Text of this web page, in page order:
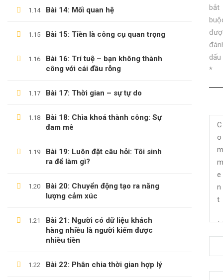
1.14 Bài 14: Mối quan hệ
1.15 Bài 15: Tiền là công cụ quan trọng
1.16
Bài 16: Trí tuệ – bạn không thành
công với cái đầu rỗng
1.17 Bài 17: Thời gian – sự tự do
1.18
Bài 18: Chìa khoá thành công: Sự
đam mê
1.19
Bài 19: Luôn đặt câu hỏi: Tôi sinh
ra để làm gì?
1.20
Bài 20: Chuyển động tạo ra năng
lượng cảm xúc
1.21
Bài 21: Người có dữ liệu khách
hàng nhiều là người kiếm được
nhiều tiền
1.22 Bài 22: Phân chia thời gian hợp lý
bắt
dấu
*
(0)347658345